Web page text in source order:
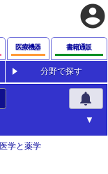
account_circle
医療機器 書籍通販
分野で探す
notifications
医学と薬学